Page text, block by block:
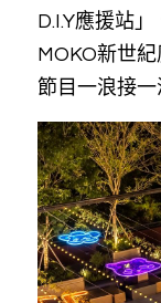
D.I.Y應援站
MOKO新世
節目一浪接一